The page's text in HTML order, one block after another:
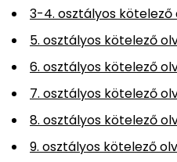
3-4. osztályos
5. osztályos kötelező
6. osztályos kötelező
7. osztályos kötelező
8. osztályos kötelező
9. osztályos kötelező